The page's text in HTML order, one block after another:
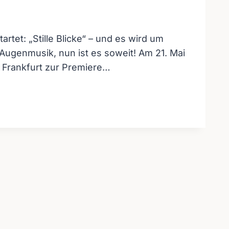
„Stille Blicke“ – und es wird um
nun ist es soweit! Am 21. Mai
Frankfurt zur Premiere…